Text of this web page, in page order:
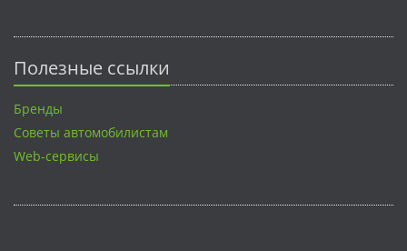
Полезные ссылки
Бренды
Советы автомобилистам
Web-сервисы